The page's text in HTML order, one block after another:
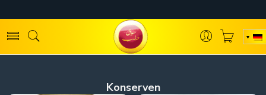
Konserven